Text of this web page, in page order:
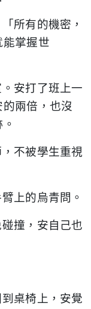
所有的機密，
掌握世
安打了班上一
兩倍，也沒
不被學生重視
上的烏青問。
撞，安自己也
桌椅上，安覺